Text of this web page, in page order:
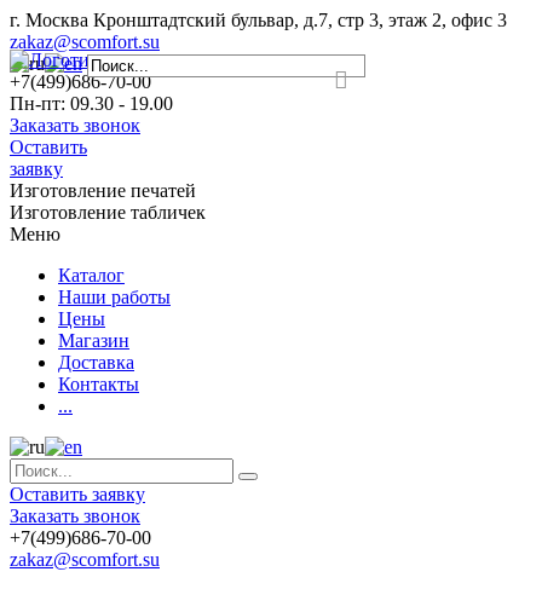
г. Москва Кронштадтский бульвар, д.7, стр 3, этаж 2, офис 3
zakaz@scomfort.su
+7(499)686-70-00
Пн-пт: 09.30 - 19.00
Заказать звонок
Оставить
заявку
Изготовление печатей
Изготовление табличек
Меню
Каталог
Наши работы
Цены
Магазин
Доставка
Контакты
...
Оставить заявку
Заказать звонок
+7(499)686-70-00
zakaz@scomfort.su